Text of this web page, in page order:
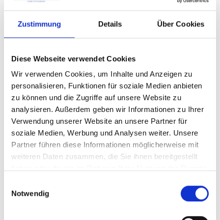
Zustimmung Details Über Cookies
Diese Webseite verwendet Cookies
Wir verwenden Cookies, um Inhalte und Anzeigen zu
personalisieren, Funktionen für soziale Medien anbieten
zu können und die Zugriffe auf unsere Website zu
analysieren. Außerdem geben wir Informationen zu Ihrer
Verwendung unserer Website an unsere Partner für
soziale Medien, Werbung und Analysen weiter. Unsere
Partner führen diese Informationen möglicherweise mit
weiteren Daten zusammen, die Sie ihnen bereitgestellt
Notwendig
Krankenstand bei den
Mitarbeitern.Automatisches Kanten
verrunden bietet die Lösung:
Gleichbleibende, exzellente Qualität
bei minimaler Arbeitsbelastung.
Automatisches Kanten verrunden im Detail
Die profiRounder Schleifmaschinen zum
Kanten verrunden sind innovative Anlagen
mit unterschiedlichen Schleifverfahren. Zum
Kanten verrunden stehen sowohl das RUL-
Aggreagt mit Schleiflamellenwalzen als auch